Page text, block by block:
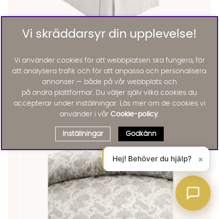
COLIN Sängkappa 120 Vit
KAMPANJ
Vi skräddarsyr din upplevelse!
Vi använder cookies för att webbplatsen ska fungera, för
att analysera trafik och för att anpassa och personalisera
annonser — både på vår webbplats och
på andra plattformar. Du väljer själv vilka cookies du
accepterar under inställningar. Läs mer om de cookies vi
använder i vår Cookie-policy.
Inställningar Godkänn
Hej! Behöver du hjälp? ×